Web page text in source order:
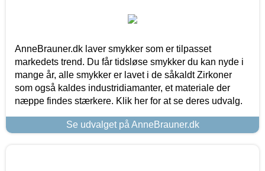
AnneBrauner.dk laver smykker som er tilpasset
markedets trend. Du får tidsløse smykker du kan nyde i
mange år, alle smykker er lavet i de såkaldt Zirkoner
som også kaldes industridiamanter, et materiale der
næppe findes stærkere. Klik her for at se deres udvalg.
Se udvalget på AnneBrauner.dk